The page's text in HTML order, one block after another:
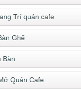
Trí quán cafe
Ghế
Bàn
Quán Cafe